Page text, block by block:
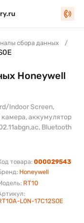
сбора данных
Honeywell
RT10
товара:000029543
L0N-17C12S0E
Honeywell
Indoor Screen,
камера, аккумулятор
Bluetooth